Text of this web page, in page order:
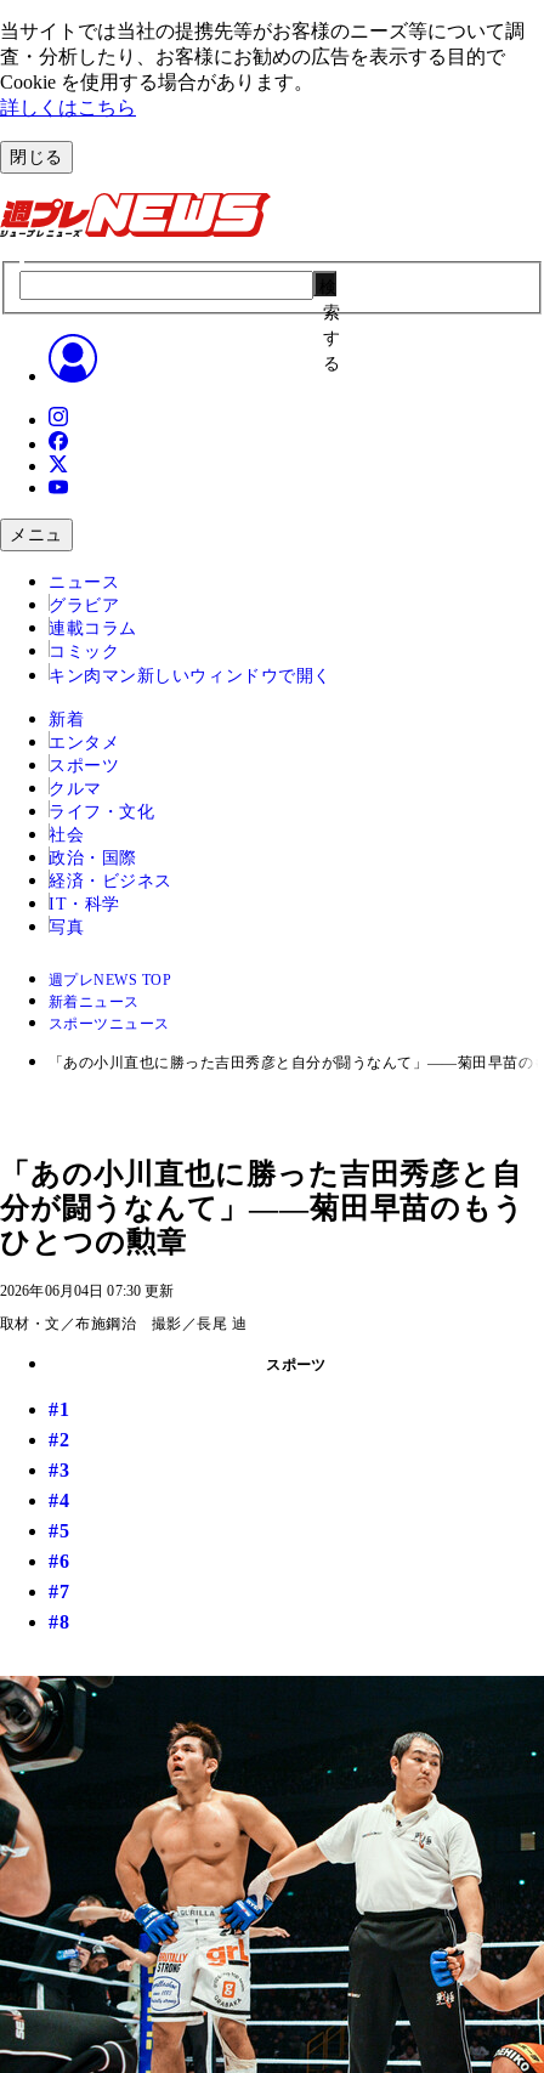
当サイトでは当社の提携先等がお客様のニーズ等について調
査・分析したり、お客様にお勧めの広告を表⽰する⽬的で
Cookie を使⽤する場合があります。
詳しくはこちら
閉じる
索
す
る
メニュ
ニュース
グラビア
連載コラム
コミック
キン肉マン 新しいウィンドウで開く
新着
エンタメ
スポーツ
クルマ
ライフ・文化
社会
政治・国際
経済・ビジネス
IT・科学
写真
週プレNEWS TOP
新着ニュース
スポーツニュース
「あの小川直也に勝った吉田秀彦と自分が闘うなんて」――菊田早苗の
「あの小川直也に勝った吉田秀彦と自
分が闘うなんて」――菊田早苗のもう
ひとつの勲章
2026年06月04日 07:30 更新
取材・文／布施鋼治 撮影／長尾 迪
スポーツ
#1
#2
#3
#4
#5
#6
#7
#8